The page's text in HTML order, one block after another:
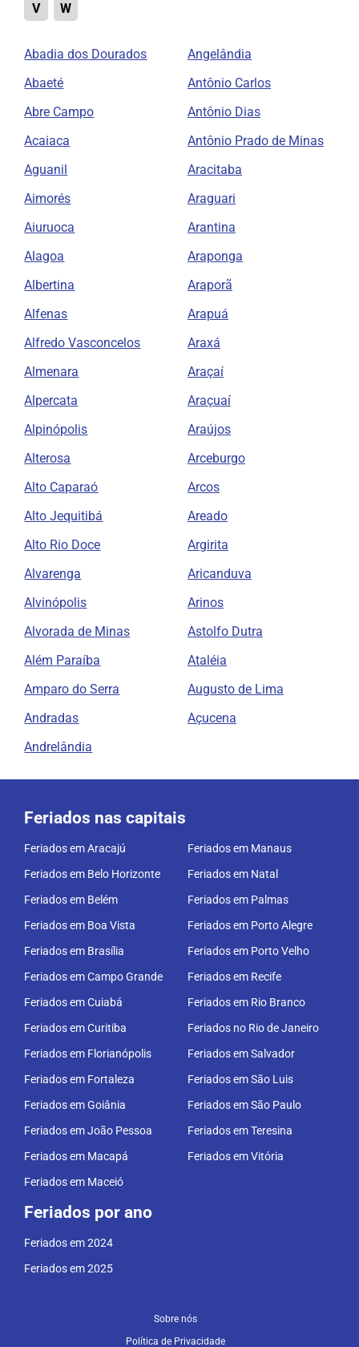
V
W
Abadia dos Dourados
Abaeté
Abre Campo
Acaiaca
Aguanil
Aimorés
Aiuruoca
Alagoa
Albertina
Alfenas
Alfredo Vasconcelos
Almenara
Alpercata
Alpinópolis
Alterosa
Alto Caparaó
Alto Jequitibá
Alto Rio Doce
Alvarenga
Alvinópolis
Alvorada de Minas
Além Paraíba
Amparo do Serra
Andradas
Andrelândia
Angelândia
Antônio Carlos
Antônio Dias
Antônio Prado de Minas
Aracitaba
Araguari
Arantina
Araponga
Araporã
Arapuá
Araxá
Araçaí
Araçuaí
Araújos
Arceburgo
Arcos
Areado
Argirita
Aricanduva
Arinos
Astolfo Dutra
Ataléia
Augusto de Lima
Açucena
Feriados nas capitais
Feriados em Aracajú
Feriados em Belo Horizonte
Feriados em Belém
Feriados em Boa Vista
Feriados em Brasília
Feriados em Campo Grande
Feriados em Cuiabá
Feriados em Curitiba
Feriados em Florianópolis
Feriados em Fortaleza
Feriados em Goiânia
Feriados em João Pessoa
Feriados em Macapá
Feriados em Maceió
Feriados em Manaus
Feriados em Natal
Feriados em Palmas
Feriados em Porto Alegre
Feriados em Porto Velho
Feriados em Recife
Feriados em Rio Branco
Feriados no Rio de Janeiro
Feriados em Salvador
Feriados em São Luis
Feriados em São Paulo
Feriados em Teresina
Feriados em Vitória
Feriados por ano
Feriados em 2024
Feriados em 2025
Sobre nós
Política de Privacidade